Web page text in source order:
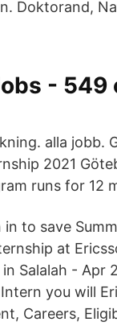
Doktorand,
- 549
alla jobb.
2021
runs for 12
in to save
at
Salalah - Apr
you will
Careers,